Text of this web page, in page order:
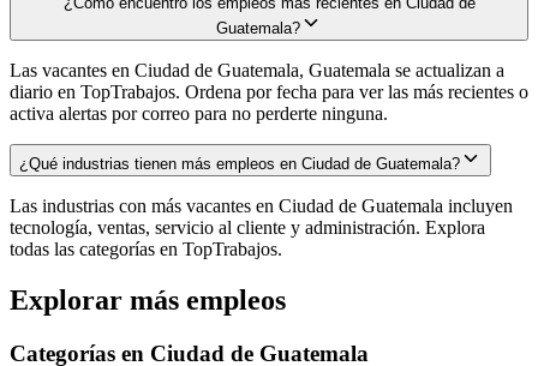
Guatemala?
Las vacantes en Ciudad de Guatemala, Guatemala se actualizan a
diario en TopTrabajos. Ordena por fecha para ver las más recientes o
activa alertas por correo para no perderte ninguna.
¿Qué industrias tienen más empleos en Ciudad de Guatemala?
Las industrias con más vacantes en Ciudad de Guatemala incluyen
tecnología, ventas, servicio al cliente y administración. Explora
todas las categorías en TopTrabajos.
Explorar más empleos
Categorías en Ciudad de Guatemala